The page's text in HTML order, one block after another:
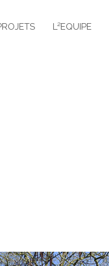
L²EQUIPE